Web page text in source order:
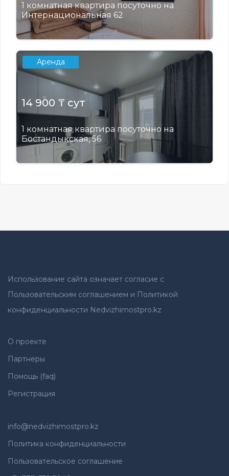
1 комнатная квартира посуточно на
Интернациональная 62
Аренда
14 900 ₸ сут
1 комнатная квартира посуточно на
Бостандыкская, 56
Использование сайта означает согласие с
Пользовательским соглашением и Политикой
конфиденциальности Nedvizhimostpro.kz
О проекте
Партнеры
Помощь (faq)
Регистрация
info@nedvizhimostpro.kz
Политика конфиденциальности
Пользовательское соглашение